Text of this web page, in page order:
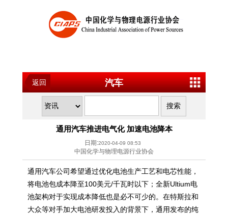
返回 汽车
通用汽车推进电气化 加速电池降本
日期:2020-04-09 08:53
中国化学与物理电源行业协会
通用汽车公司希望通过优化电池生产工艺和电芯性能，
将电池包成本降至100美元/千瓦时以下；全新Ultium电
池架构对于实现成本降低也是必不可少的。在特斯拉和
大众等对手加大电池研发投入的背景下，通用发布的纯